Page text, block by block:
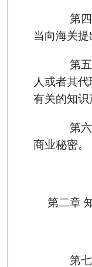
第四条
当向海关提
第五条
人或者其
有关的知识
第六条
商业秘密。
第二章
第七条